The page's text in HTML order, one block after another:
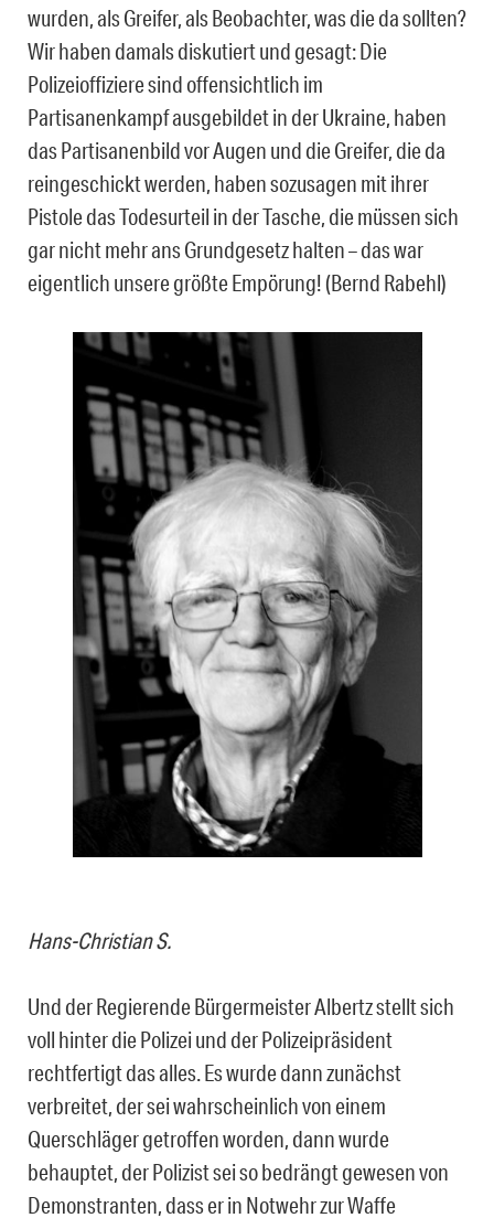
wurden, als Greifer, als Beobachter, was die da sollten?
Wir haben damals diskutiert und gesagt: Die
Polizeioffiziere sind offensichtlich im
Partisanenkampf ausgebildet in der Ukraine, haben
das Partisanenbild vor Augen und die Greifer, die da
reingeschickt werden, haben sozusagen mit ihrer
Pistole das Todesurteil in der Tasche, die müssen sich
gar nicht mehr ans Grundgesetz halten – das war
eigentlich unsere größte Empörung! (Bernd Rabehl)
Hans-Christian S.
Und der Regierende Bürgermeister Albertz stellt sich
voll hinter die Polizei und der Polizeipräsident
rechtfertigt das alles. Es wurde dann zunächst
verbreitet, der sei wahrscheinlich von einem
Querschläger getroffen worden, dann wurde
behauptet, der Polizist sei so bedrängt gewesen von
Demonstranten, dass er in Notwehr zur Waffe